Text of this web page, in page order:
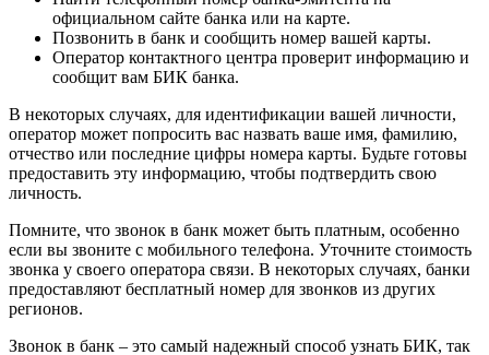
официальном сайте банка или на карте.
Позвонить в банк и сообщить номер вашей карты.
Оператор контактного центра проверит информацию и
сообщит вам БИК банка.
В некоторых случаях, для идентификации вашей личности,
оператор может попросить вас назвать ваше имя, фамилию,
отчество или последние цифры номера карты. Будьте готовы
предоставить эту информацию, чтобы подтвердить свою
личность.
Помните, что звонок в банк может быть платным, особенно
если вы звоните с мобильного телефона. Уточните стоимость
звонка у своего оператора связи. В некоторых случаях, банки
предоставляют бесплатный номер для звонков из других
регионов.
Звонок в банк – это самый надежный способ узнать БИК, так